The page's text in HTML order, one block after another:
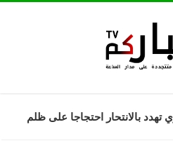
تهدد بالانتحار احتجاجا على ظلم